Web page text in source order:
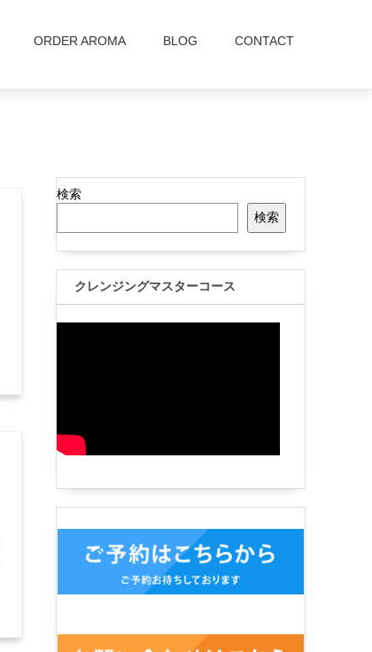
ORDER AROMA BLOG CONTACT
検索
検索
クレンジングマスターコース